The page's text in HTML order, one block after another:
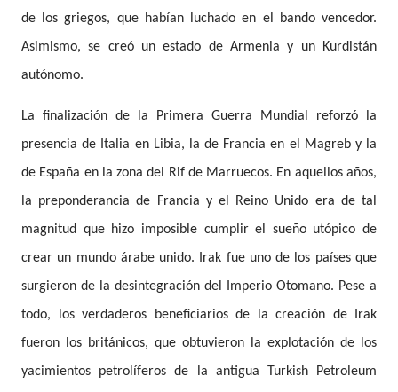
de los griegos, que habían luchado en el bando vencedor.
Asimismo, se creó un estado de Armenia y un Kurdistán
autónomo.
La finalización de la Primera Guerra Mundial reforzó la
presencia de Italia en Libia, la de Francia en el Magreb y la
de España en la zona del Rif de Marruecos. En aquellos años,
la preponderancia de Francia y el Reino Unido era de tal
magnitud que hizo imposible cumplir el sueño utópico de
crear un mundo árabe unido. Irak fue uno de los países que
surgieron de la desintegración del Imperio Otomano. Pese a
todo, los verdaderos beneficiarios de la creación de Irak
fueron los británicos, que obtuvieron la explotación de los
yacimientos petrolíferos de la antigua Turkish Petroleum